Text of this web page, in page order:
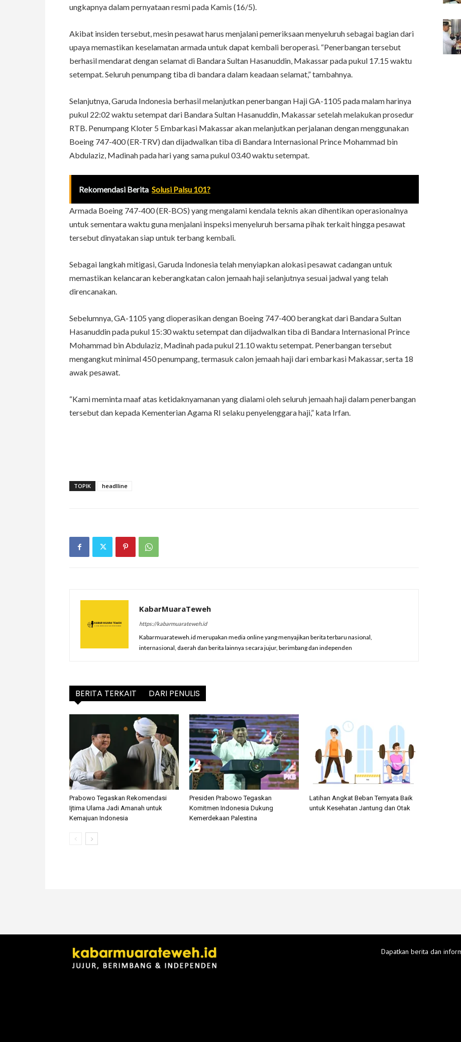
ungkapnya dalam pernyataan resmi pada Kamis (16/5).
Akibat insiden tersebut, mesin pesawat harus menjalani pemeriksaan menyeluruh sebagai bagian dari
upaya memastikan keselamatan armada untuk dapat kembali beroperasi. “Penerbangan tersebut
berhasil mendarat dengan selamat di Bandara Sultan Hasanuddin, Makassar pada pukul 17.15 waktu
setempat. Seluruh penumpang tiba di bandara dalam keadaan selamat,” tambahnya.
Selanjutnya, Garuda Indonesia berhasil melanjutkan penerbangan Haji GA-1105 pada malam harinya
pukul 22:02 waktu setempat dari Bandara Sultan Hasanuddin, Makassar setelah melakukan prosedur
RTB. Penumpang Kloter 5 Embarkasi Makassar akan melanjutkan perjalanan dengan menggunakan
Boeing 747-400 (ER-TRV) dan dijadwalkan tiba di Bandara Internasional Prince Mohammad bin
Abdulaziz, Madinah pada hari yang sama pukul 03.40 waktu setempat.
Rekomendasi Berita Solusi Palsu 101?
Armada Boeing 747-400 (ER-BOS) yang mengalami kendala teknis akan dihentikan operasionalnya
untuk sementara waktu guna menjalani inspeksi menyeluruh bersama pihak terkait hingga pesawat
tersebut dinyatakan siap untuk terbang kembali.
Sebagai langkah mitigasi, Garuda Indonesia telah menyiapkan alokasi pesawat cadangan untuk
memastikan kelancaran keberangkatan calon jemaah haji selanjutnya sesuai jadwal yang telah
direncanakan.
Sebelumnya, GA-1105 yang dioperasikan dengan Boeing 747-400 berangkat dari Bandara Sultan
Hasanuddin pada pukul 15:30 waktu setempat dan dijadwalkan tiba di Bandara Internasional Prince
Mohammad bin Abdulaziz, Madinah pada pukul 21.10 waktu setempat. Penerbangan tersebut
mengangkut minimal 450 penumpang, termasuk calon jemaah haji dari embarkasi Makassar, serta 18
awak pesawat.
“Kami meminta maaf atas ketidaknyamanan yang dialami oleh seluruh jemaah haji dalam penerbangan
tersebut dan kepada Kementerian Agama RI selaku penyelenggara haji,” kata Irfan.
TOPIK headlline
KabarMuaraTeweh
https://kabarmuarateweh.id
Kabarmuarateweh.id merupakan media online yang menyajikan berita terbaru nasional,
internasional, daerah dan berita lainnya secara jujur, berimbang dan independen
BERITA TERKAIT DARI PENULIS
Prabowo Tegaskan Rekomendasi
Ijtima Ulama Jadi Amanah untuk
Kemajuan Indonesia
Presiden Prabowo Tegaskan
Komitmen Indonesia Dukung
Kemerdekaan Palestina
Latihan Angkat Beban Ternyata Baik
untuk Kesehatan Jantung dan Otak
Dapatkan berita dan